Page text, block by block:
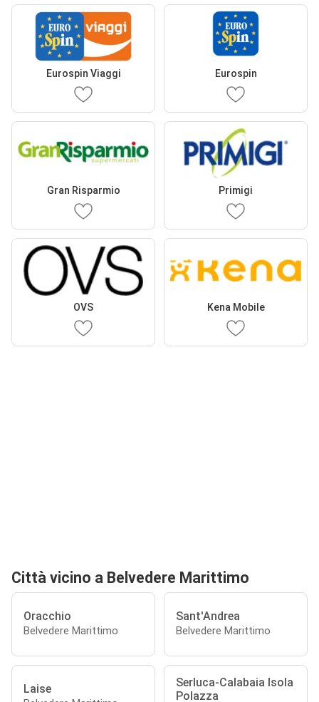
Eurospin Viaggi Eurospin
Gran Risparmio Primigi
OVS Kena Mobile
Città vicino a Belvedere Marittimo
Oracchio
Belvedere Marittimo
Sant'Andrea
Belvedere Marittimo
Laise
Serluca-Calabaia Isola
Polazza